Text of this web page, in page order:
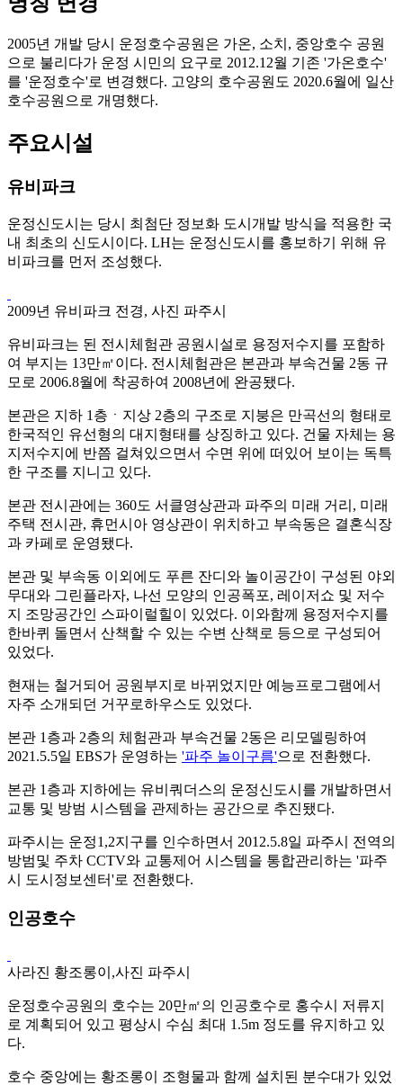
2005년 개발 당시 운정호수공원은 가온, 소치, 중앙호수 공원
으로 불리다가 운정 시민의 요구로 2012.12월 기존 '가온호수'
를 '운정호수'로 변경했다. 고양의 호수공원도 2020.6월에 일산
호수공원으로 개명했다.
주요시설
유비파크
운정신도시는 당시 최첨단 정보화 도시개발 방식을 적용한 국
내 최초의 신도시이다. LH는 운정신도시를 홍보하기 위해 유
비파크를 먼저 조성했다.
2009년 유비파크 전경, 사진 파주시
유비파크는 된 전시체험관 공원시설로 용정저수지를 포함하
여 부지는 13만㎡이다. 전시체험관은 본관과 부속건물 2동 규
모로 2006.8월에 착공하여 2008년에 완공됐다.
본관은 지하 1층ㆍ지상 2층의 구조로 지붕은 만곡선의 형태로
한국적인 유선형의 대지형태를 상징하고 있다. 건물 자체는 용
지저수지에 반쯤 걸쳐있으면서 수면 위에 떠있어 보이는 독특
한 구조를 지니고 있다.
본관 전시관에는 360도 서클영상관과 파주의 미래 거리, 미래
주택 전시관, 휴먼시아 영상관이 위치하고 부속동은 결혼식장
과 카페로 운영됐다.
본관 및 부속동 이외에도 푸른 잔디와 놀이공간이 구성된 야외
무대와 그린플라자, 나선 모양의 인공폭포, 레이저쇼 및 저수
지 조망공간인 스파이럴힐이 있었다. 이와함께 용정저수지를
한바퀴 돌면서 산책할 수 있는 수변 산책로 등으로 구성되어
있었다.
현재는 철거되어 공원부지로 바뀌었지만 예능프로그램에서
자주 소개되던 거꾸로하우스도 있었다.
본관 1층과 2층의 체험관과 부속건물 2동은 리모델링하여
2021.5.5일 EBS가 운영하는 '파주 놀이구름'으로 전환했다.
본관 1층과 지하에는 유비쿼더스의 운정신도시를 개발하면서
교통 및 방범 시스템을 관제하는 공간으로 추진됐다.
파주시는 운정1,2지구를 인수하면서 2012.5.8일 파주시 전역의
방범및 주차 CCTV와 교통제어 시스템을 통합관리하는 '파주
시 도시정보센터'로 전환했다.
인공호수
사라진 황조롱이,사진 파주시
운정호수공원의 호수는 20만㎡의 인공호수로 홍수시 저류지
로 계획되어 있고 평상시 수심 최대 1.5m 정도를 유지하고 있
다.
호수 중앙에는 황조롱이 조형물과 함께 설치된 분수대가 있었